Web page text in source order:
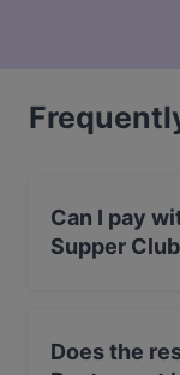
Can I pay
Supper
Does the